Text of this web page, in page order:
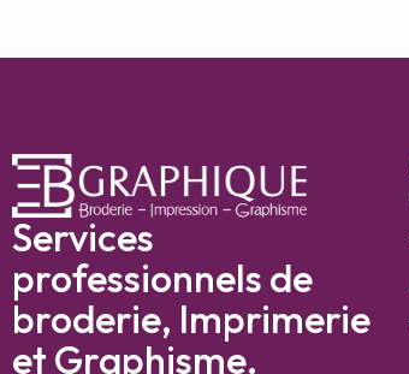
Services
professionnels de
broderie, Imprimerie
et Graphisme.